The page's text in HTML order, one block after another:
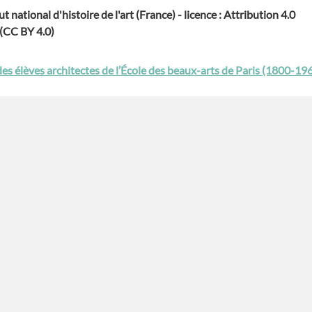
national d'histoire de l'art (France) - licence : Attribution 4.0
BY 4.0)
élèves architectes de l’École des beaux-arts de Paris (1800-